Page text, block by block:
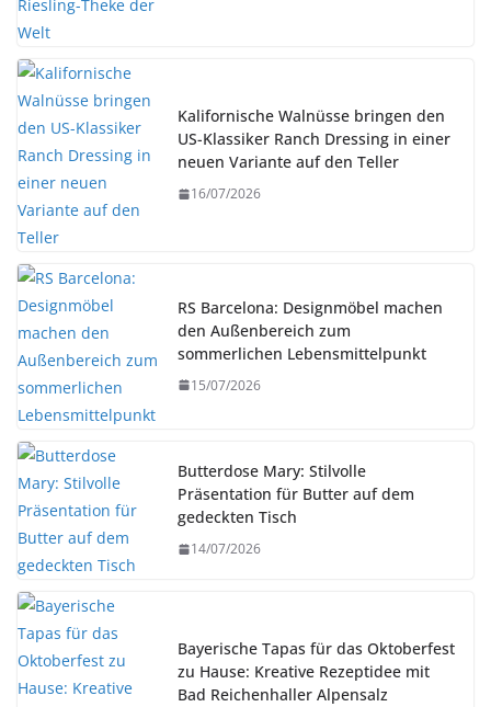
Kalifornische Walnüsse bringen den
US-Klassiker Ranch Dressing in einer
neuen Variante auf den Teller
16/07/2026
RS Barcelona: Designmöbel machen
den Außenbereich zum
sommerlichen Lebensmittelpunkt
15/07/2026
Butterdose Mary: Stilvolle
Präsentation für Butter auf dem
gedeckten Tisch
14/07/2026
Bayerische Tapas für das Oktoberfest
zu Hause: Kreative Rezeptidee mit
Bad Reichenhaller Alpensalz